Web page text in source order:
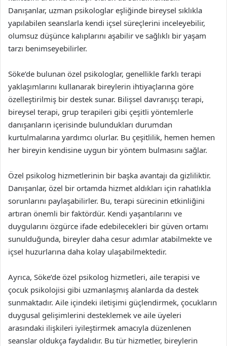
Danışanlar, uzman psikologlar eşliğinde bireysel sıklıkla
yapılabilen seanslarla kendi içsel süreçlerini inceleyebilir,
olumsuz düşünce kalıplarını aşabilir ve sağlıklı bir yaşam
tarzı benimseyebilirler.
Söke’de bulunan özel psikologlar, genellikle farklı terapi
yaklaşımlarını kullanarak bireylerin ihtiyaçlarına göre
özelleştirilmiş bir destek sunar. Bilişsel davranışçı terapi,
bireysel terapi, grup terapileri gibi çeşitli yöntemlerle
danışanların içerisinde bulundukları durumdan
kurtulmalarına yardımcı olurlar. Bu çeşitlilik, hemen hemen
her bireyin kendisine uygun bir yöntem bulmasını sağlar.
Özel psikolog hizmetlerinin bir başka avantajı da gizliliktir.
Danışanlar, özel bir ortamda hizmet aldıkları için rahatlıkla
sorunlarını paylaşabilirler. Bu, terapi sürecinin etkinliğini
artıran önemli bir faktördür. Kendi yaşantılarını ve
duygularını özgürce ifade edebilecekleri bir güven ortamı
sunulduğunda, bireyler daha cesur adımlar atabilmekte ve
içsel huzurlarına daha kolay ulaşabilmektedir.
Ayrıca, Söke’de özel psikolog hizmetleri, aile terapisi ve
çocuk psikolojisi gibi uzmanlaşmış alanlarda da destek
sunmaktadır. Aile içindeki iletişimi güçlendirmek, çocukların
duygusal gelişimlerini desteklemek ve aile üyeleri
arasındaki ilişkileri iyileştirmek amacıyla düzenlenen
seanslar oldukça faydalıdır. Bu tür hizmetler, bireylerin